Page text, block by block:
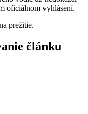
oficiálnom vyhlásení.
prežitie.
článku